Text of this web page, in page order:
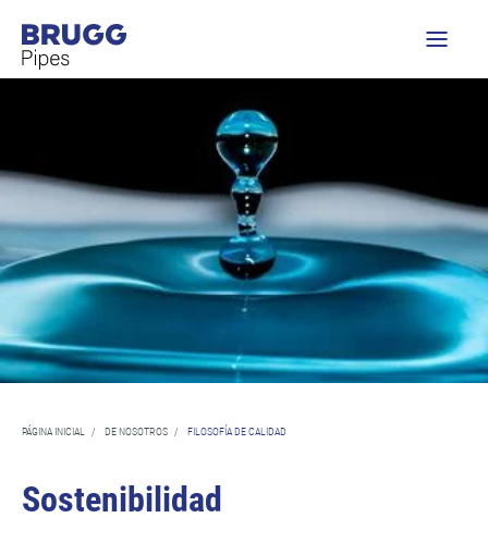
PÁGINA INICIAL / DE NOSOTROS / FILOSOFÍA DE CALIDAD
Sostenibilidad